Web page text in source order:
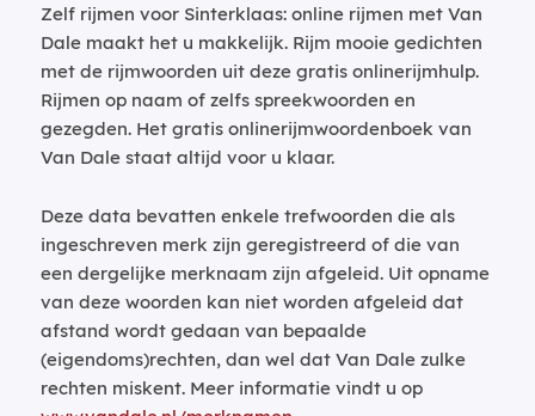
Zelf rijmen voor Sinterklaas: online rijmen met Van
Dale maakt het u makkelijk. Rijm mooie gedichten
met de rijmwoorden uit deze gratis onlinerijmhulp.
Rijmen op naam of zelfs spreekwoorden en
gezegden. Het gratis onlinerijmwoordenboek van
Van Dale staat altijd voor u klaar.
Deze data bevatten enkele trefwoorden die als
ingeschreven merk zijn geregistreerd of die van
een dergelijke merknaam zijn afgeleid. Uit opname
van deze woorden kan niet worden afgeleid dat
afstand wordt gedaan van bepaalde
(eigendoms)rechten, dan wel dat Van Dale zulke
rechten miskent. Meer informatie vindt u op